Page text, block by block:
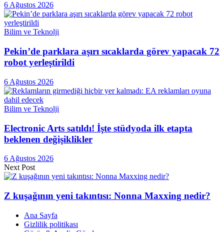
6 Ağustos 2026
Bilim ve Teknolji
Pekin’de parklara aşırı sıcaklarda görev yapacak 72
robot yerleştirildi
6 Ağustos 2026
Bilim ve Teknolji
Electronic Arts satıldı! İşte stüdyoda ilk etapta
beklenen değişiklikler
6 Ağustos 2026
Next Post
Z kuşağının yeni takıntısı: Nonna Maxxing nedir?
Ana Sayfa
Gizlilik politikası